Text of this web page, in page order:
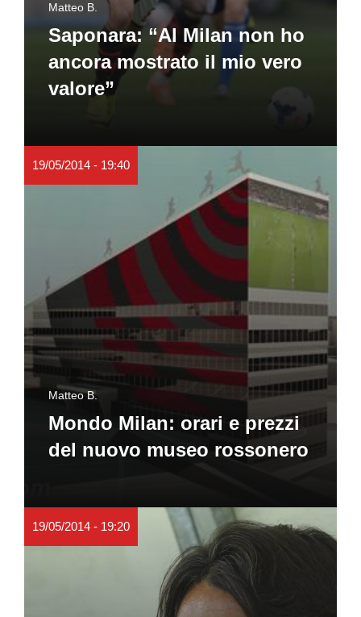
Matteo B.
Saponara: “Al Milan non ho
ancora mostrato il mio vero
valore”
19/05/2014 - 19:40
Matteo B.
Mondo Milan: orari e prezzi
del nuovo museo rossonero
19/05/2014 - 19:20